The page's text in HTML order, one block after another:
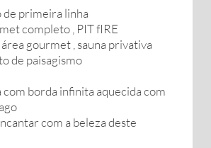
primeira linha
completo , PIT fIRE
gourmet , sauna privativa
de paisagismo
com borda infinita aquecida com
com a beleza deste